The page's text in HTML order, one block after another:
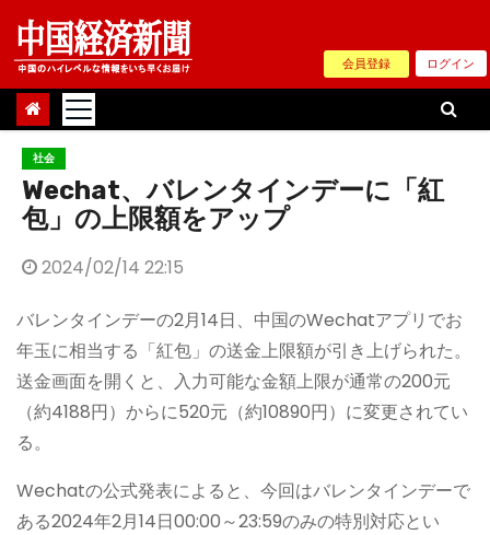
Skip
content
会員登録 ログイン
社会
Wechat、バレンタインデーに「紅
包」の上限額をアップ
2024/02/14 22:15
バレンタインデーの2月14日、中国のWechatアプリでお
年玉に相当する「紅包」の送金上限額が引き上げられた。
送金画面を開くと、入力可能な金額上限が通常の200元
（約4188円）からに520元（約10890円）に変更されてい
る。
Wechatの公式発表によると、今回はバレンタインデーで
ある2024年2月14日00:00～23:59のみの特別対応とい